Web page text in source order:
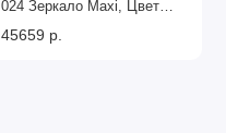
024 Зеркало Maxi, Цвет
"Силк Грей"
45659 р.